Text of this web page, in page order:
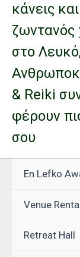
κάνεις
στο
& Reiki
φέρουν
σου
En Lefko
Venue
Retreat Hall